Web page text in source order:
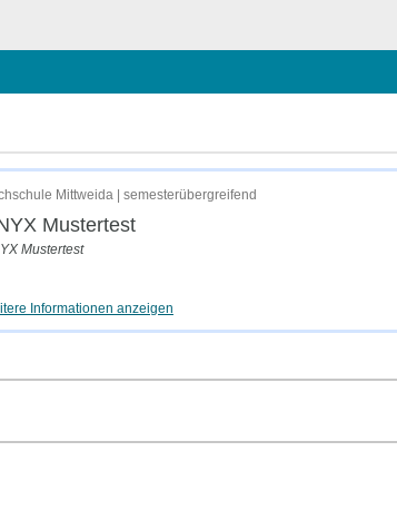
Mittweida | semesterübergreifend
Mustertest
Mustertest
Informationen anzeigen